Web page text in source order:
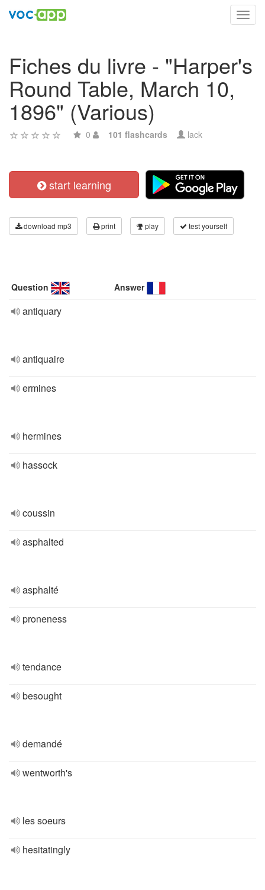
Fiches du livre - "Harper's
Round Table, March 10,
1896" (Various)
0 101 flashcards lack
start learning
download mp3 print play test yourself
Question Answer
antiquary
antiquaire
ermines
hermines
hassock
coussin
asphalted
asphalté
proneness
tendance
besought
demandé
wentworth's
les soeurs
hesitatingly